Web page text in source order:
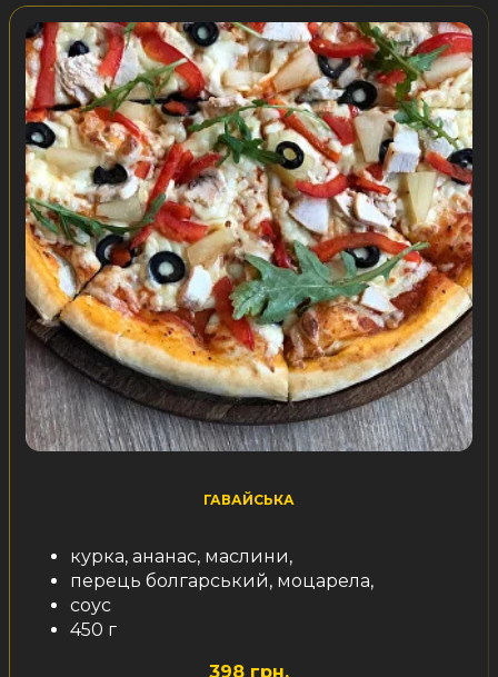
ГАВАЙСЬКА
курка, ананас, маслини,
перець болгарський, моцарела,
соус
450 г
398 грн.